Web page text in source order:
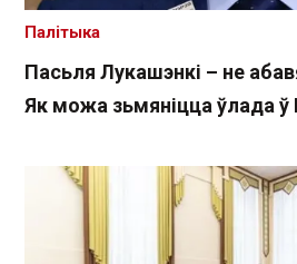
Пасьля Лукашэнкі – не
Як можа зьмяніцца ўлада ў
Палітыка